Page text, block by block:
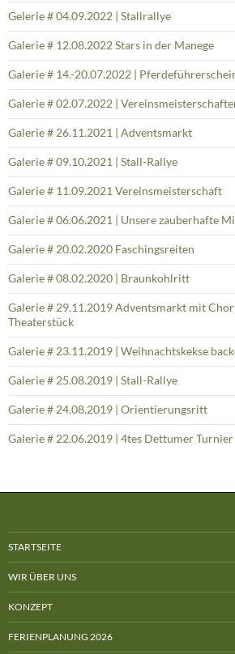
Gelerie # 04.09.2022 | Stallrallye
Galerie # 12.08.2022 Stars in der Manege
Galerie # 14.-20.07.2022 |
Galerie # 02.07.2022 |
Galerie # 26.11.2021 | Adventsmarkt
Galerie # 09.10.2021 | Stall-Rallye
Galerie # 11.09.2021 Vereinsmeisterschaft
Galerie # 06.06.2021 | Unsere zauberhafte
Galerie # 20.02.2020 Faschingsreiten
Galerie # 08.02.2020 | Braunkohlritt
Galerie # 29.11.2019 Adventsmarkt mit
Theaterstück
Galerie # 23.11.2019 | Weihnachtskekse
Galerie # 25.08.2019 | Stall-Rallye
Galerie # 24.08.2019 | Orientierungsritt
Galerie # 22.06.2019 | 4tes Dettumer Turnier
STARTSEITE
WIR ÜBER UNS
KONZEPT
FERIENPLANUNG 2026